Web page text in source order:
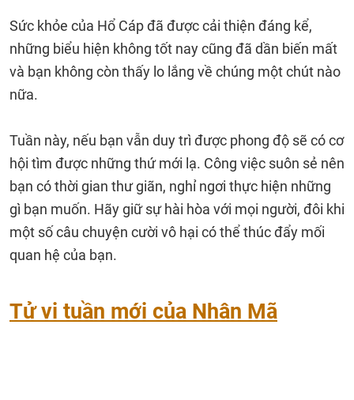
Sức khỏe của Hổ Cáp đã được cải thiện đáng kể,
những biểu hiện không tốt nay cũng đã dần biến mất
và bạn không còn thấy lo lắng về chúng một chút nào
nữa.
Tuần này, nếu bạn vẫn duy trì được phong độ sẽ có cơ
hội tìm được những thứ mới lạ. Công việc suôn sẻ nên
bạn có thời gian thư giãn, nghỉ ngơi thực hiện những
gì bạn muốn. Hãy giữ sự hài hòa với mọi người, đôi khi
một số câu chuyện cười vô hại có thể thúc đẩy mối
quan hệ của bạn.
Tử vi tuần mới của Nhân Mã